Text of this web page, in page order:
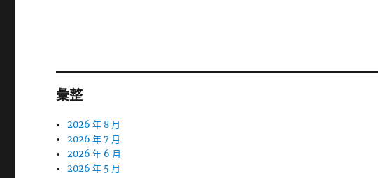
彙整
2026 年 8 月
2026 年 7 月
2026 年 6 月
2026 年 5 月